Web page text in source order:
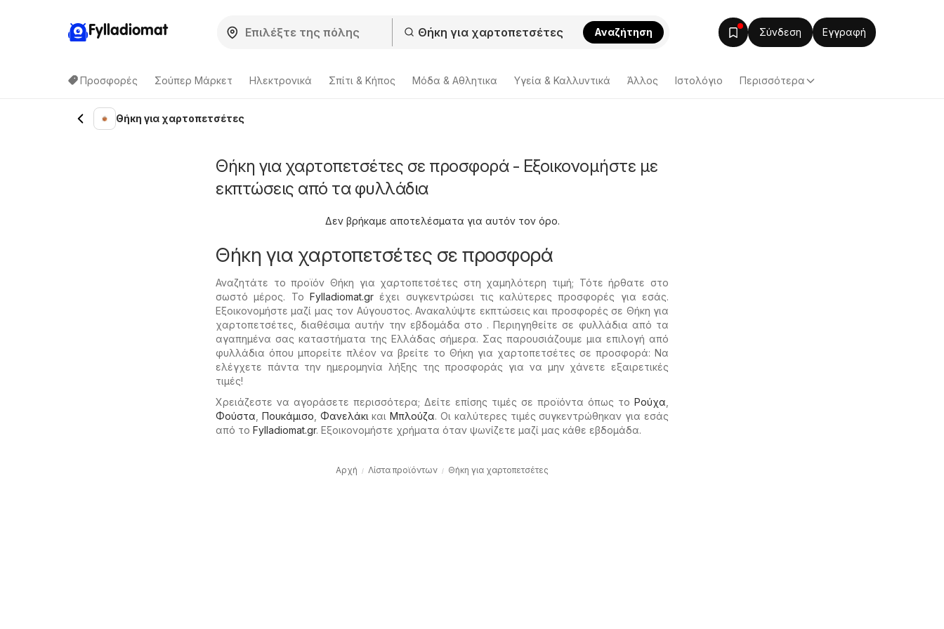
Fylladiomat Αναζήτηση Σύνδεση Εγγραφή
Προσφορές Σούπερ Μάρκετ Hλεκτρονικά Σπίτι & Κήπος Μόδα & Aθλητικα Υγεία & Καλλυντικά Άλλος Ιστολόγιο Περισσότερα
Θήκη για χαρτοπετσέτες
Θήκη για χαρτοπετσέτες σε προσφορά - Εξοικονομήστε με
εκπτώσεις από τα φυλλάδια
Δεν βρήκαμε αποτελέσματα για αυτόν τον όρο.
Θήκη για χαρτοπετσέτες σε προσφορά
Αναζητάτε το προϊόν Θήκη για χαρτοπετσέτες στη χαμηλότερη τιμή; Τότε ήρθατε στο
σωστό μέρος. Το Fylladiomat.grέχει συγκεντρώσει τις καλύτερες προσφορές για εσάς.
Εξοικονομήστε μαζί μας τον Αύγουστος. Ανακαλύψτε εκπτώσεις και προσφορές σε Θήκη για
χαρτοπετσέτες, διαθέσιμα αυτήν την εβδομάδα στο . Περιηγηθείτε σε φυλλάδια από τα
αγαπημένα σας καταστήματα της Ελλάδας σήμερα. Σας παρουσιάζουμε μια επιλογή από
φυλλάδια όπου μπορείτε πλέον να βρείτε το Θήκη για χαρτοπετσέτες σε προσφορά: Να
ελέγχετε πάντα την ημερομηνία λήξης της προσφοράς για να μην χάνετε εξαιρετικές
τιμές!
Χρειάζεστε να αγοράσετε περισσότερα; Δείτε επίσης τιμές σε προϊόντα όπως το Ρούχα
Φούστα Πουκάμισο Φανελάκι καιΜπλούζα. Οι καλύτερες τιμές συγκεντρώθηκαν για εσάς
από το Fylladiomat.gr. Εξοικονομήστε χρήματα όταν ψωνίζετε μαζί μας κάθε εβδομάδα.
Αρχή Λίστα προϊόντων Θήκη για χαρτοπετσέτες